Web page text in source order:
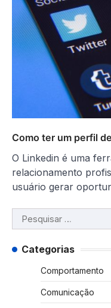
Como ter um perfil
O Linkedin é uma
relacionamento
usuário gerar
Pesquisar
por:
Categorias
Comportamento
Comunicação